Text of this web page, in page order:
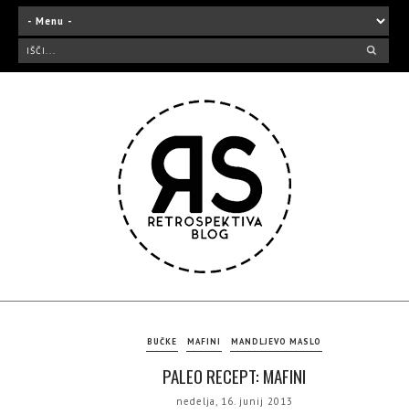
BUČKE MAFINI MANDLJEVO MASLO
PALEO RECEPT: MAFINI
nedelja, 16. junij 2013